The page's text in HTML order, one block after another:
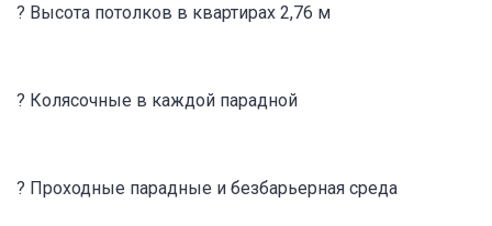
? Высота потолков в квартирах 2,76 м
? Колясочные в каждой парадной
? Проходные парадные и безбарьерная среда